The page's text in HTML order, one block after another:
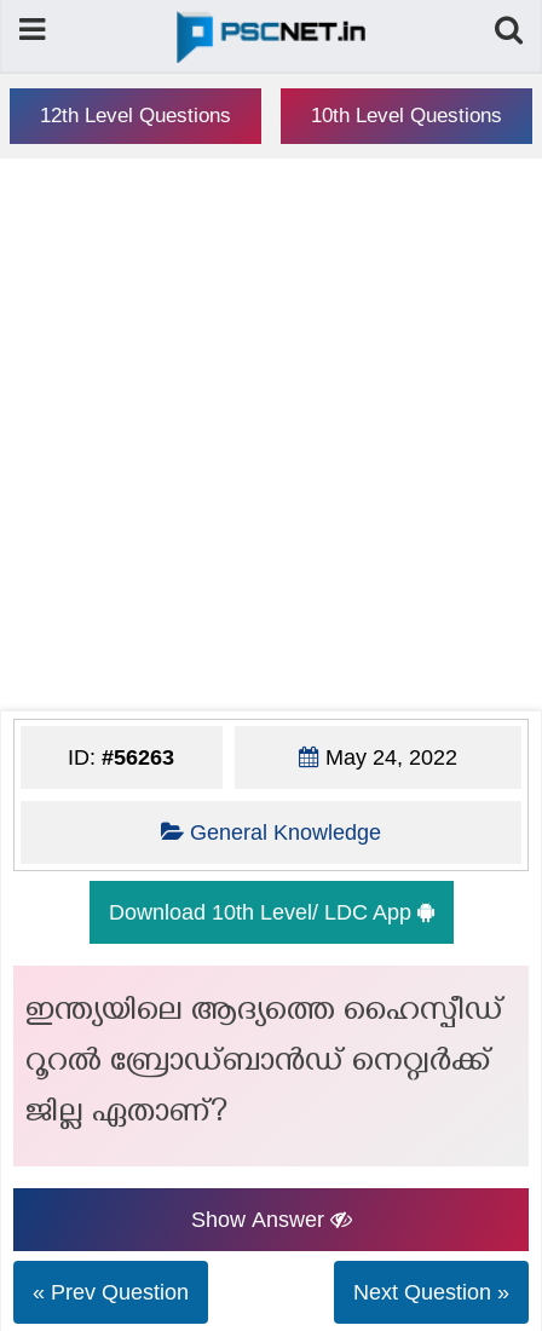
12th Level Questions 10th Level Questions
ID:#56263 May 24, 2022
General Knowledge
Download 10th Level/ LDC App
ഇന്ത്യയിലെ ആദ്യത്തെ ഹൈസ്പീഡ്
റൂറൽ ബ്രോഡ്ബാൻഡ് നെറ്റ്വർക്ക്
ജില്ല ഏതാണ്?
Show Answer
« Prev Question Next Question »